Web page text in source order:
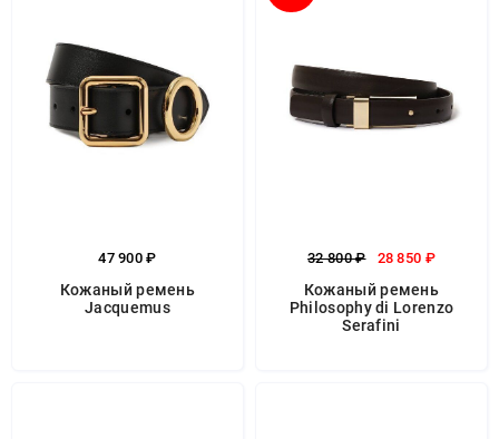
47 900 ₽
Кожаный ремень
Jacquemus
32 800 ₽ 28 850 ₽
Кожаный ремень
Philosophy di Lorenzo
Serafini